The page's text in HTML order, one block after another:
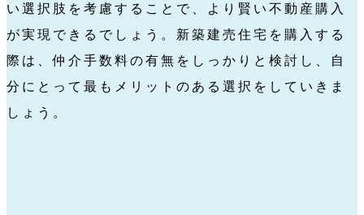
い選択肢を考慮することで、より賢い不動産購入
が実現できるでしょう。新築建売住宅を購入する
際は、仲介手数料の有無をしっかりと検討し、自
分にとって最もメリットのある選択をしていきま
しょう。